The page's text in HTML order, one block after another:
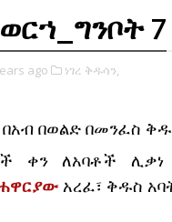
7
ago ነገረ ቅዱሳን,
በአብ በወልድ በመንፈስ
አረፈ፣ ቅዱስ